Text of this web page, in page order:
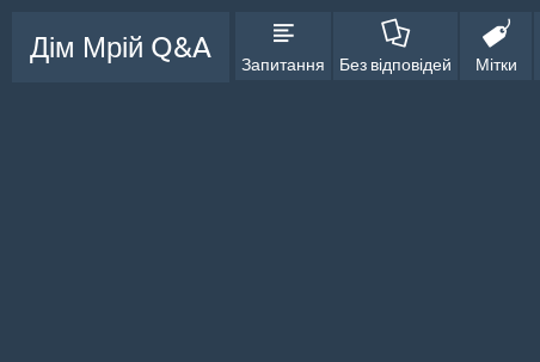
Дім Мрій Q&A
Запитання Без відповідей Мітки